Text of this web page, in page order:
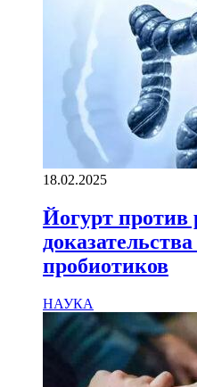
18.02.2025
Йогурт против
пробиотиков
НАУКА